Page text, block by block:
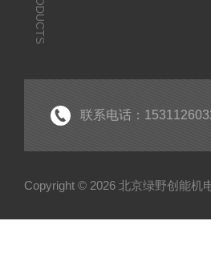
PRODUCTS
联系电话：
Copyright © 2026 北京绿野创能机